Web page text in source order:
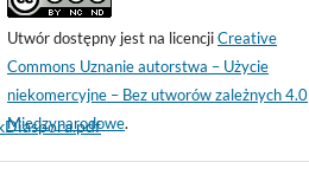
Utwór dostępny jest na licencjiCreative
Commons Uznanie autorstwa – Użycie
niekomercyjne – Bez utworów zależnych 4.0
Międzynarodowe.